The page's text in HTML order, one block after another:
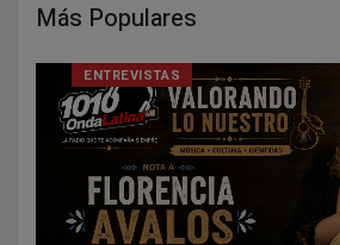
Más Populares
ENTREVISTAS